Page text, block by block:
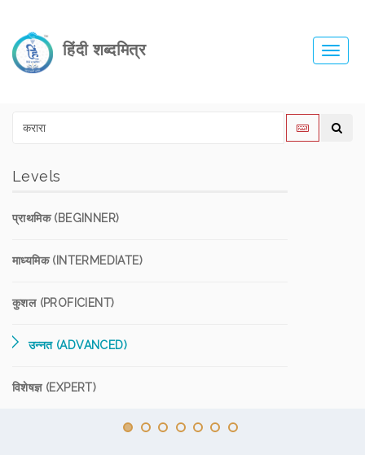
हिंदी शब्दमित्र
Levels
प्राथमिक (BEGINNER)
माध्यमिक (INTERMEDIATE)
कुशल (PROFICIENT)
उन्नत (ADVANCED)
विशेषज्ञ (EXPERT)